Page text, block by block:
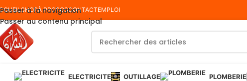
Passer à la navigation
Passer au contenu principal
SHOPÀ PROPOSCONTACTEMPLOI
ELECTRICITE OUTILLAGE PLOMBERIE